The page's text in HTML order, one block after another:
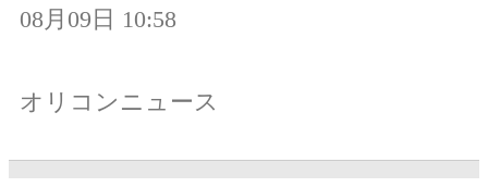
08月09日 10:58
オリコンニュース